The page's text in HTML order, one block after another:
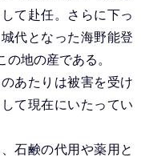
て赴任。さらに下っ
代となった海野能登
地の産である。
あたりは被害を受け
て現在にいたってい
石鹸の代用や薬用と